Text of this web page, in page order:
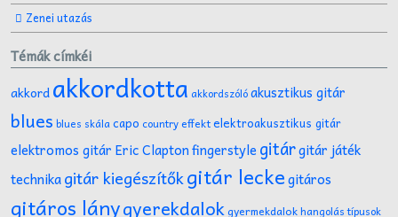
Zenei utazás
Témák címkéi
akkordakkordkotta akkordszólóakusztikus gitár
blues blues skálacapo country effektelektroakusztikus gitár
elektromos gitár Eric Claptonfingerstyle gitárgitár játék
technikagitár kiegészítőkgitár leckegitáros
gitáros lánygyerekdalokgyermekdalokhangolás típusok